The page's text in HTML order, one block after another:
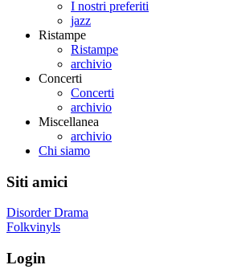
I nostri preferiti
jazz
Ristampe
Ristampe
archivio
Concerti
Concerti
archivio
Miscellanea
archivio
Chi siamo
Siti amici
Disorder Drama
Folkvinyls
Login